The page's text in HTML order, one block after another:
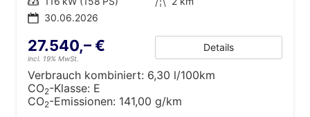
30.06.2026
27.540,– €
incl. 19% MwSt.
Details
Verbrauch kombiniert: 6,30 l/100km
CO2-Klasse: E
CO2-Emissionen: 141,00 g/km